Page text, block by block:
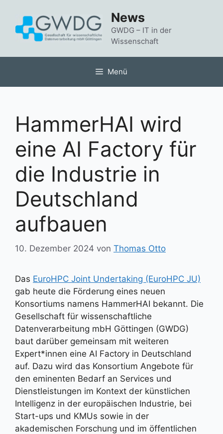
springen
News
GWDG – IT in der
Wissenschaft
Menü
HammerHAI wird
eine AI Factory für
die Industrie in
Deutschland
aufbauen
10. Dezember 2024 von Thomas Otto
Das EuroHPC Joint Undertaking (EuroHPC JU)
gab heute die Förderung eines neuen
Konsortiums namens HammerHAI bekannt. Die
Gesellschaft für wissenschaftliche
Datenverarbeitung mbH Göttingen (GWDG)
baut darüber gemeinsam mit weiteren
Expert*innen eine AI Factory in Deutschland
auf. Dazu wird das Konsortium Angebote für
den eminenten Bedarf an Services und
Dienstleistungen im Kontext der künstlichen
Intelligenz in der europäischen Industrie, bei
Start-ups und KMUs sowie in der
akademischen Forschung und im öffentlichen